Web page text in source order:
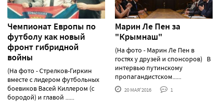
Чемпионат Европы по
футболу как новый
фронт гибридной
войны
(На фото - Стрелков-Гиркин
вместе с лидером футбольных
боевиков Васей Киллером (с
бородой) и главой ......
Марин Ле Пен за
"Крымнаш"
(На фото - Марин Ле Пен в
гостях у друзей и спонсоров) В
интервью путинскому
пропагандистском......
20 МАЯ'2016 1